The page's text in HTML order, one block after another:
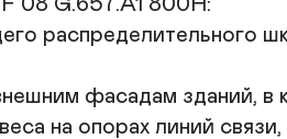
08 G.657.A1 800Н:
распределительного
фасадам зданий, в
на опорах линий